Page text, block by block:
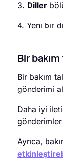
3. Diller
4. Yeni bir
Bir
Bir bakım
gönderimi
Daha iyi
gönderimler
Ayrıca,